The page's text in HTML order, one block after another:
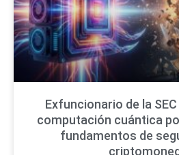
Exfuncionario de la
computación cuántica
fundamentos de